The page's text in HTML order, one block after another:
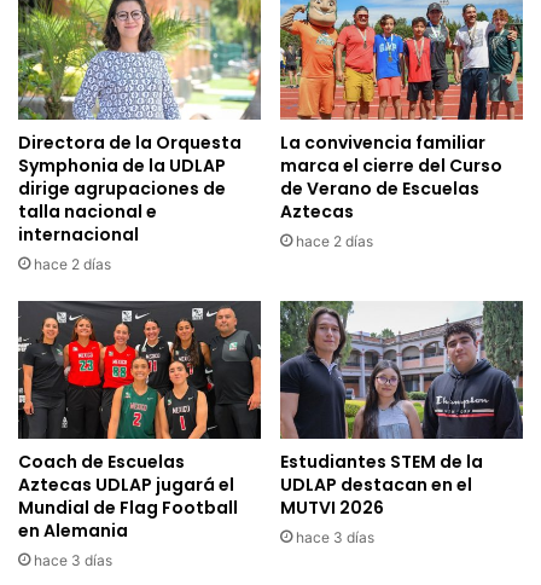
Directora de la Orquesta
Symphonia de la UDLAP
dirige agrupaciones de
talla nacional e
internacional
hace 2 días
La convivencia familiar
marca el cierre del Curso
de Verano de Escuelas
Aztecas
hace 2 días
Coach de Escuelas
Aztecas UDLAP jugará el
Mundial de Flag Football
en Alemania
hace 3 días
Estudiantes STEM de la
UDLAP destacan en el
MUTVI 2026
hace 3 días